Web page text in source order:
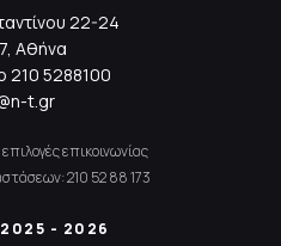
22-24
Αθήνα
210 5288100
t.gr
επικοινωνίας
210 52 88 173
- 2026